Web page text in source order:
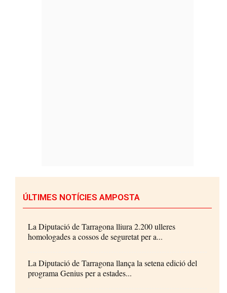
ÚLTIMES NOTÍCIES AMPOSTA
La Diputació de Tarragona lliura 2.200 ulleres
homologades a cossos de seguretat per a...
La Diputació de Tarragona llança la setena edició del
programa Genius per a estades...